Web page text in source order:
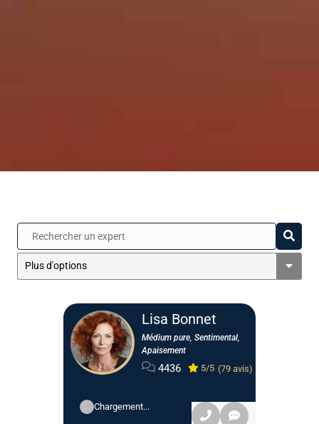
Plus d'options
Lisa Bonnet
Médium pure, Sentimental,
Apaisement
4436 5/5 (79 avis)
Chargement...